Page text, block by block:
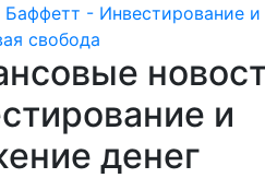
и
денег